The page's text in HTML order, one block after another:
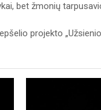
bet žmonių
projekto